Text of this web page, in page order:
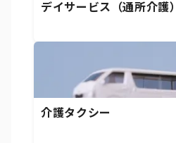
デイサービス（通所介護）
介護タクシー